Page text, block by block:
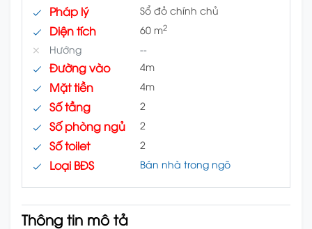
Pháp lý Sổ đỏ chính chủ
Diện tích 60 m2
Hướng --
Đường vào 4m
Mặt tiền 4m
Số tầng 2
Số phòng ngủ 2
Số toilet 2
Loại BĐS Bán nhà trong ngõ
Thông tin mô tả